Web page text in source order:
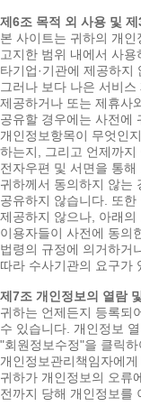
제6조 목적 외 사용 및
본 사이트는 귀하의 개
고지한 범위 내에서 사
타기업·기관에 제공하지
그러나 보다 나은 서비
제공하거나 또는 제휴사
공유할 경우에는 사전에
개인정보항목이 무엇인
하는지, 그리고 언제까지
전자우편 및 서면을 통
귀하께서 동의하지 않는
공유하지 않습니다. 또
제공하지 않으나, 아래
이용자들이 사전에 동의
법령의 규정에 의거하거
따라 수사기관의 요구가
제7조 개인정보의 열람
귀하는 언제든지 등록되
수 있습니다. 개인정보
"회원정보수정"을 클릭
개인정보관리책임자에
귀하가 개인정보의 오류
전까지 당해 개인정보를